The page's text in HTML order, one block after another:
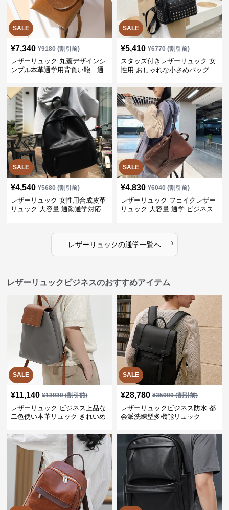
SALE
¥7,340 ¥9180(割引前)
レザーリュック 丸蓋デザインシ
ンプル本革通学用背負い鞄 通
SALE
¥5,410 ¥6770(割引前)
スタッズ付きレザーリュック 女
性用 おしゃれな小さめバッグ
SALE
¥4,540 ¥5680(割引前)
レザーリュック 女性用合成皮革
リュック 大容量 通勤通学対応
SALE
¥4,830 ¥6040(割引前)
レザーリュック フェイクレザー
リュック 大容量 通学 ビジネス
レザーリュックの通学一覧へ ›
レザーリュックビジネスのおすすめアイテム
SALE
¥11,140 ¥13930(割引前)
レザーリュック ビジネス上品な
二色使い本革リュック きれいめ
SALE
¥28,780 ¥35980(割引前)
レザーリュックビジネス防水 都
会派洗練型多機能リュック